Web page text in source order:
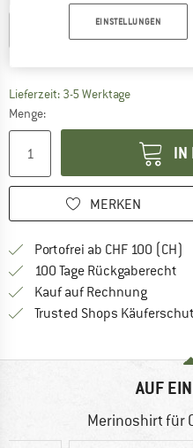
L
Lieferzeit: 3-5 WerktageDer Link
Menge:
IN
MERKEN
Portofrei ab CHF 100 (CH)
100 Tage Rückgaberecht
Kauf auf RechnungFinde
Trusted Shops
AUF
Merinoshirt für
EINSTELLUNGEN